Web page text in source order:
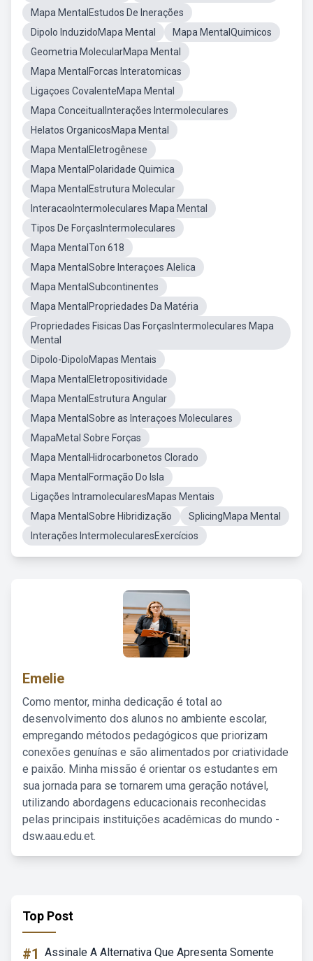
Mapa MentalEstudos De Inerações
Dipolo InduzidoMapa Mental
Mapa MentalQuimicos
Geometria MolecularMapa Mental
Mapa MentalForcas Interatomicas
Ligaçoes CovalenteMapa Mental
Mapa ConceitualInterações Intermoleculares
Helatos OrganicosMapa Mental
Mapa MentalEletrogênese
Mapa MentalPolaridade Quimica
Mapa MentalEstrutura Molecular
InteracaoIntermoleculares Mapa Mental
Tipos De ForçasIntermoleculares
Mapa MentalTon 618
Mapa MentalSobre Interaçoes Alelica
Mapa MentalSubcontinentes
Mapa MentalPropriedades Da Matéria
Propriedades Fisicas Das ForçasIntermoleculares Mapa
Mental
Dipolo-DipoloMapas Mentais
Mapa MentalEletropositividade
Mapa MentalEstrutura Angular
Mapa MentalSobre as Interaçoes Moleculares
MapaMetal Sobre Forças
Mapa MentalHidrocarbonetos Clorado
Mapa MentalFormação Do Isla
Ligações IntramolecularesMapas Mentais
Mapa MentalSobre Hibridização
SplicingMapa Mental
Interações IntermolecularesExercícios
Emelie
Como mentor, minha dedicação é total ao
desenvolvimento dos alunos no ambiente escolar,
empregando métodos pedagógicos que priorizam
conexões genuínas e são alimentados por criatividade
e paixão. Minha missão é orientar os estudantes em
sua jornada para se tornarem uma geração notável,
utilizando abordagens educacionais reconhecidas
pelas principais instituições acadêmicas do mundo -
dsw.aau.edu.et.
Top Post
#1 Assinale A Alternativa Que Apresenta Somente